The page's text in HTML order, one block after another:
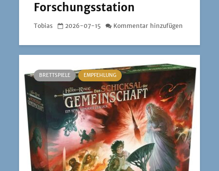
Forschungsstation
Tobias 2026-07-15 Kommentar hinzufügen
BRETTSPIELE EMPFEHLUNG